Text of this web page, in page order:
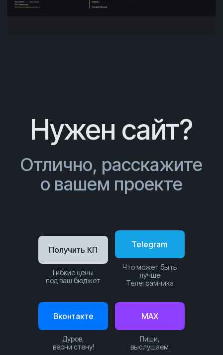
Нужен сайт?
Отлично, расскажите
о вашем проекте
Telegram
Что может быть
лучше
Телеграмчика
Вконтакте
Дуров,
верни стену!
Получить КП
Гибкие цены
под ваш бюджет
MAX
Пиши,
выслушаем